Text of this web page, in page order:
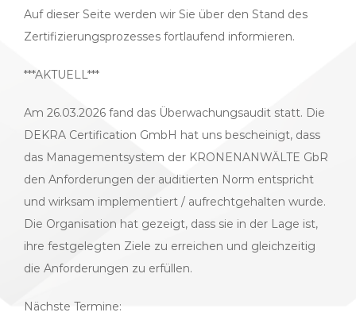
Auf dieser Seite werden wir Sie über den Stand des
Zertifizierungsprozesses fortlaufend informieren.
***AKTUELL***
Am 26.03.2026 fand das Überwachungsaudit statt. Die
DEKRA Certification GmbH hat uns bescheinigt, dass
das Managementsystem der KRONENANWÄLTE GbR
den Anforderungen der auditierten Norm entspricht
und wirksam implementiert / aufrechtgehalten wurde.
Die Organisation hat gezeigt, dass sie in der Lage ist,
ihre festgelegten Ziele zu erreichen und gleichzeitig
die Anforderungen zu erfüllen.
Nächste Termine: